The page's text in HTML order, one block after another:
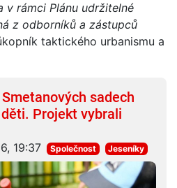
v rámci Plánu udržitelné
z odborníků a zástupců
taktického urbanismu a
sadech
Projekt vybrali
19:37 Společnost Jeseníky